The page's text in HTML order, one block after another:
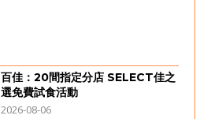
百佳：20間指定分店 SELECT佳之
選免費試食活動
2026-08-06